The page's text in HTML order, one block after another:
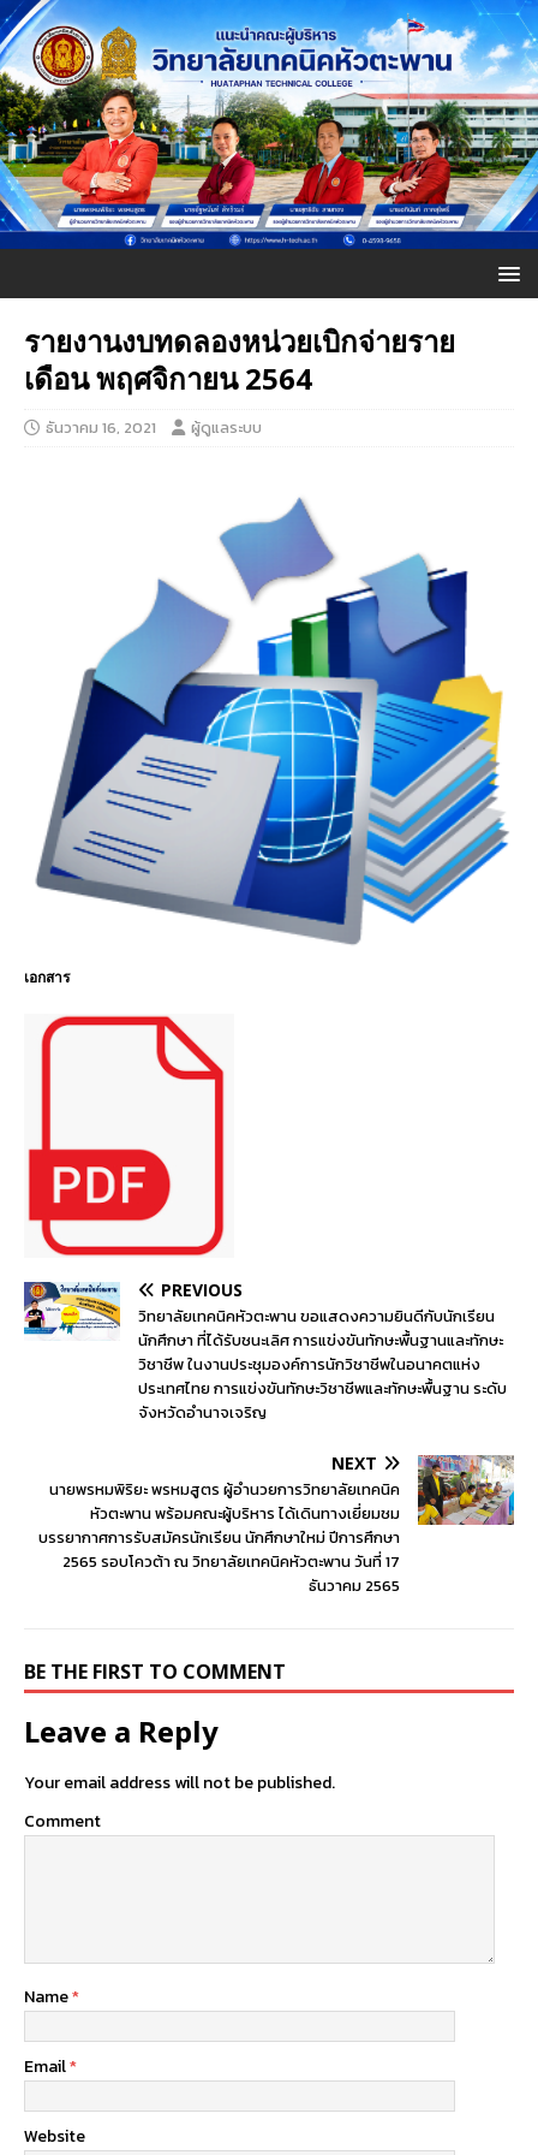
รายงานงบทดลองหน่วยเบิกจ่ายราย
เดือน พฤศจิกายน 2564
ธันวาคม 16, 2021 ผู้ดูแลระบบ
เอกสาร
PREVIOUS
วิทยาลัยเทคนิคหัวตะพาน ขอแสดงความยินดีกับนักเรียน
นักศึกษา ที่ได้รับชนะเลิศ การแข่งขันทักษะพื้นฐานและทักษะ
วิชาชีพ ในงานประชุมองค์การนักวิชาชีพในอนาคตแห่ง
ประเทศไทย การแข่งขันทักษะวิชาชีพและทักษะพื้นฐาน ระดับ
จังหวัดอำนาจเจริญ
NEXT
นายพรหมพิริยะ พรหมสูตร ผู้อำนวยการวิทยาลัยเทคนิค
หัวตะพาน พร้อมคณะผู้บริหาร ได้เดินทางเยี่ยมชม
บรรยากาศการรับสมัครนักเรียน นักศึกษาใหม่ ปีการศึกษา
2565 รอบโควต้า ณ วิทยาลัยเทคนิคหัวตะพาน วันที่ 17
ธันวาคม 2565
BE THE FIRST TO COMMENT
Leave a Reply
Your email address will not be published.
Comment
Name*
Email*
Website